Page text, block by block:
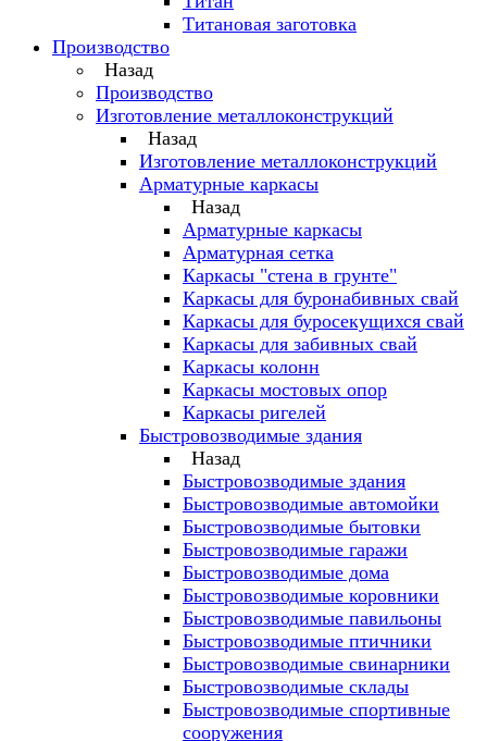
Титановая заготовка
Производство
Назад
Производство
Изготовление металлоконструкций
Назад
Изготовление металлоконструкций
Арматурные каркасы
Назад
Арматурные каркасы
Арматурная сетка
Каркасы "стена в грунте"
Каркасы для буронабивных свай
Каркасы для буросекущихся свай
Каркасы для забивных свай
Каркасы колонн
Каркасы мостовых опор
Каркасы ригелей
Быстровозводимые здания
Назад
Быстровозводимые здания
Быстровозводимые автомойки
Быстровозводимые бытовки
Быстровозводимые гаражи
Быстровозводимые дома
Быстровозводимые коровники
Быстровозводимые павильоны
Быстровозводимые птичники
Быстровозводимые свинарники
Быстровозводимые склады
Быстровозводимые спортивные
сооружения